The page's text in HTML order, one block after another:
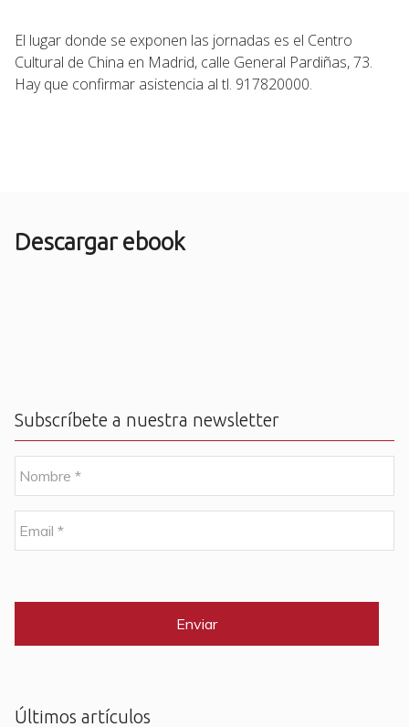
El lugar donde se exponen las jornadas es el Centro
Cultural de China en Madrid, calle General Pardiñas, 73.
Hay que confirmar asistencia al tl. 917820000.
Descargar ebook
Subscríbete a nuestra newsletter
o
m
e
m
a
C
Últimos artículos